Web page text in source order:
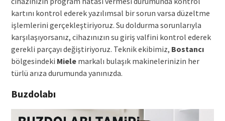
kartını kontrol ederek yazılımsal bir sorun varsa düzeltme
işlemlerini gerçekleştiriyoruz. Su doldurma sorunlarıyla
karşılaşıyorsanız, cihazınızın su giriş valfini kontrol ederek
gerekli parçayı değiştiriyoruz. Teknik ekibimiz, Bostancı
bölgesindeki Mielemarkalı bulaşık makinelerinizin her
türlü arıza durumunda yanınızda.
Buzdolabı